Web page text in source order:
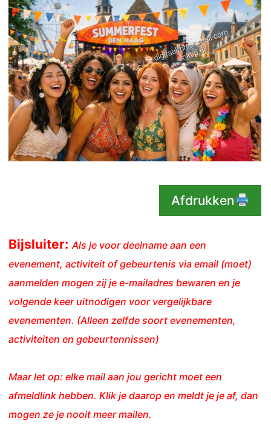
Afdrukken
Bijsluiter: Als je voor deelname aan een
evenement, activiteit of gebeurtenis via email (moet)
aanmelden mogen zij je e-mailadres bewaren en je
volgende keer uitnodigen voor vergelijkbare
evenementen. (Alleen zelfde soort evenementen,
activiteiten en gebeurtennissen)
Maar let op: elke mail aan jou gericht moet een
afmeldlink hebben. Klik je daarop en meldt je je af, dan
mogen ze je nooit meer mailen.